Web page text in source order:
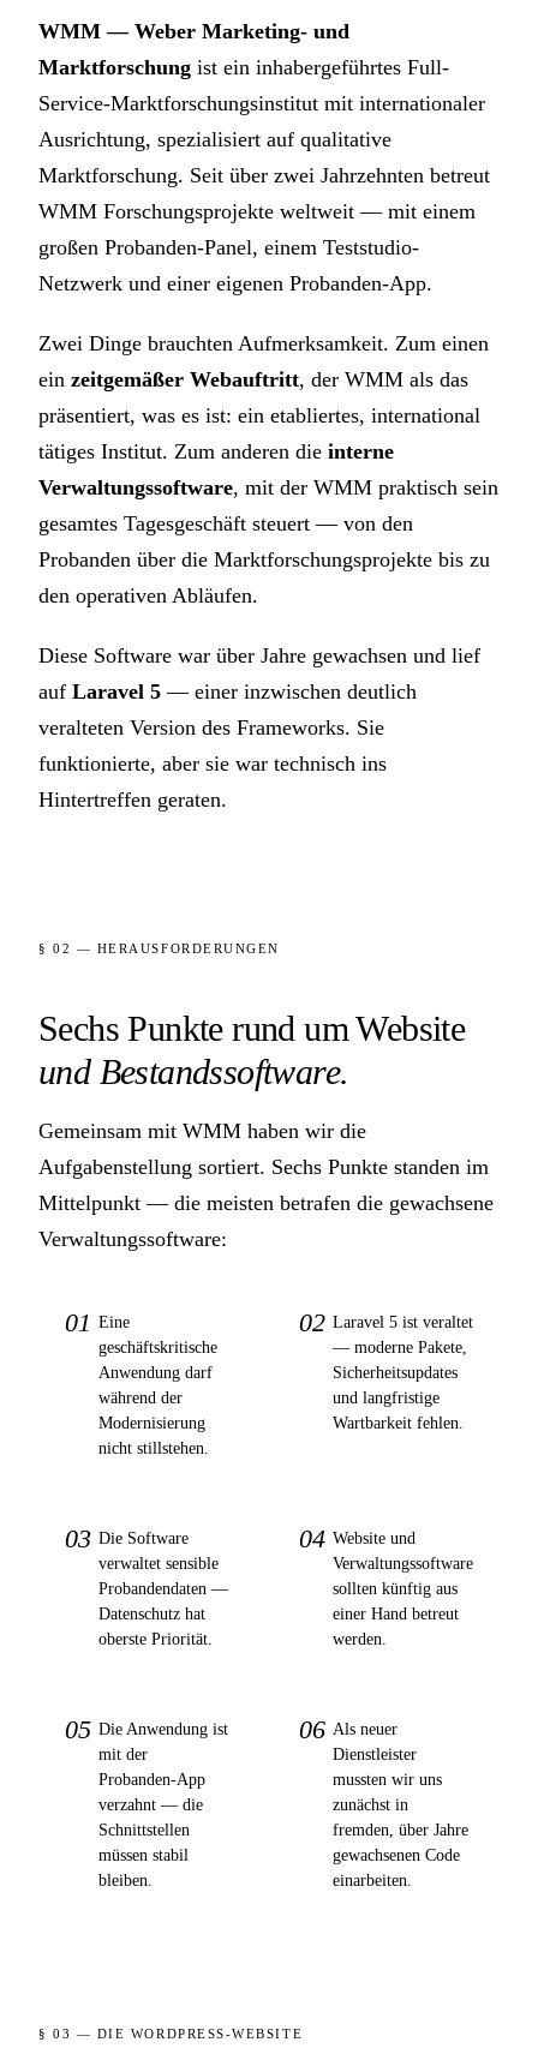
WMM — Weber Marketing- und
Marktforschung ist ein inhabergeführtes Full-
Service-Marktforschungsinstitut mit internationaler
Ausrichtung, spezialisiert auf qualitative
Marktforschung. Seit über zwei Jahrzehnten betreut
WMM Forschungsprojekte weltweit — mit einem
großen Probanden-Panel, einem Teststudio-
Netzwerk und einer eigenen Probanden-App.
Zwei Dinge brauchten Aufmerksamkeit. Zum einen
ein zeitgemäßer Webauftritt, der WMM als das
präsentiert, was es ist: ein etabliertes, international
tätiges Institut. Zum anderen die interne
Verwaltungssoftware, mit der WMM praktisch sein
gesamtes Tagesgeschäft steuert — von den
Probanden über die Marktforschungsprojekte bis zu
den operativen Abläufen.
Diese Software war über Jahre gewachsen und lief
auf Laravel 5 — einer inzwischen deutlich
veralteten Version des Frameworks. Sie
funktionierte, aber sie war technisch ins
Hintertreffen geraten.
§ 02 — HERAUSFORDERUNGEN
Sechs Punkte rund um Website
und Bestandssoftware.
Gemeinsam mit WMM haben wir die
Aufgabenstellung sortiert. Sechs Punkte standen im
Mittelpunkt — die meisten betrafen die gewachsene
Verwaltungssoftware:
01 Eine
geschäftskritische
Anwendung darf
während der
Modernisierung
nicht stillstehen.
02 Laravel 5 ist veraltet
— moderne Pakete,
Sicherheitsupdates
und langfristige
Wartbarkeit fehlen.
03 Die Software
verwaltet sensible
Probandendaten —
Datenschutz hat
oberste Priorität.
04 Website und
Verwaltungssoftware
sollten künftig aus
einer Hand betreut
werden.
05 Die Anwendung ist
mit der
Probanden-App
verzahnt — die
Schnittstellen
müssen stabil
bleiben.
06 Als neuer
Dienstleister
mussten wir uns
zunächst in
fremden, über Jahre
gewachsenen Code
einarbeiten.
§ 03 — DIE WORDPRESS-WEBSITE